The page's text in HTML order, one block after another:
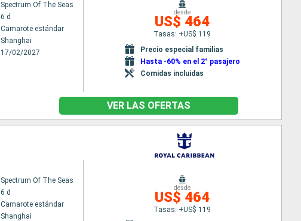
Spectrum Of The Seas
6 d
Camarote estándar
Shanghai
17/02/2027
desde
US$ 464
Tasas: +US$ 119
Precio especial familias
Hasta -60% en el 2° pasajero
Comidas incluidas
VER LAS OFERTAS
Spectrum Of The Seas
6 d
Camarote estándar
Shanghai
desde
US$ 464
Tasas: +US$ 119